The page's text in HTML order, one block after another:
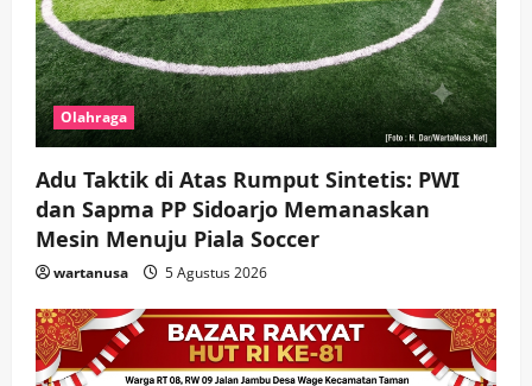
Olahraga
Adu Taktik di Atas Rumput Sintetis: PWI
dan Sapma PP Sidoarjo Memanaskan
Mesin Menuju Piala Soccer
wartanusa 5 Agustus 2026